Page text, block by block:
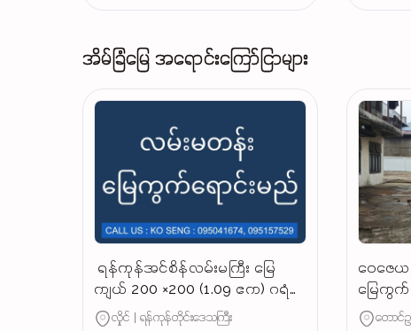
အိမ်ခြံမြေ အရောင်းကြော်ငြာများ
‌ ရန်ကုန်အင်စိန်လမ်းမကြီး မြေ
ကျယ် 200 ×200 (1.09 ဧက) ဂရံ
နေရာကောင်မြေကွက် အရောင်း,‼️
လှိုင် | ရန်ကုန်တိုင်းဒေသကြီး
ဝေဇေယ
မြေကွက်
လုပ်ငန်
တောင်